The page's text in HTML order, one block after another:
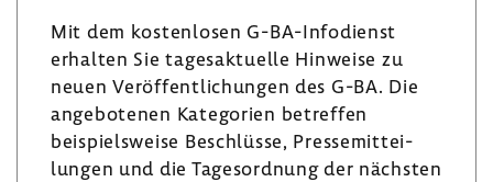
n
r
a
m
Mit dem kosten­losen G-​BA-Infodienst
erhalten Sie tages­ak­tu­elle Hinweise zu
neuen Veröf­fent­li­chungen des G-BA. Die
ange­bo­tenen Kate­go­rien betreffen
beispiels­weise Beschlüsse, Pres­se­mit­tei­
lungen und die Tages­ord­nung der nächsten